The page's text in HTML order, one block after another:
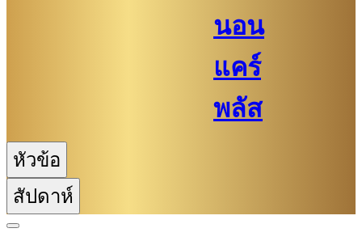
นอน
แคร์
พลัส
หัวข้อ
สัปดาห์